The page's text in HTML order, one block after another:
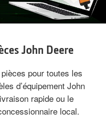
John Deere
pour toutes les
d’équipement John
rapide ou le
local.